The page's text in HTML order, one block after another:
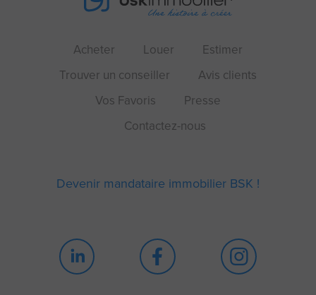
Acheter Louer
Estimer
Trouver un conseiller
Avis clients
Vos Favoris
Presse
Contactez-nous
Devenir mandataire immobilier BSK !